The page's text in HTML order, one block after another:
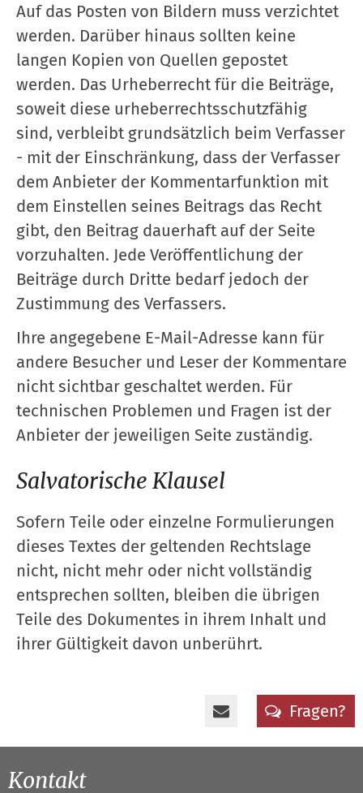
Auf das Posten von Bildern muss verzichtet
werden. Darüber hinaus sollten keine
langen Kopien von Quellen gepostet
werden. Das Urheberrecht für die Beiträge,
soweit diese urheberrechtsschutzfähig
sind, verbleibt grundsätzlich beim Verfasser
- mit der Einschränkung, dass der Verfasser
dem Anbieter der Kommentarfunktion mit
dem Einstellen seines Beitrags das Recht
gibt, den Beitrag dauerhaft auf der Seite
vorzuhalten. Jede Veröffentlichung der
Beiträge durch Dritte bedarf jedoch der
Zustimmung des Verfassers.
Ihre angegebene E-Mail-Adresse kann für
andere Besucher und Leser der Kommentare
nicht sichtbar geschaltet werden. Für
technischen Problemen und Fragen ist der
Anbieter der jeweiligen Seite zuständig.
Salvatorische Klausel
Sofern Teile oder einzelne Formulierungen
dieses Textes der geltenden Rechtslage
nicht, nicht mehr oder nicht vollständig
entsprechen sollten, bleiben die übrigen
Teile des Dokumentes in ihrem Inhalt und
ihrer Gültigkeit davon unberührt.
Fragen?
Kontakt